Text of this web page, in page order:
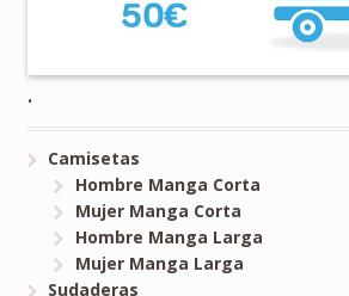
.
Camisetas
Hombre Manga Corta
Mujer Manga Corta
Hombre Manga Larga
Mujer Manga Larga
Sudaderas